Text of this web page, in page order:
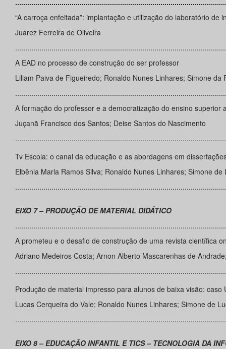
“A carroça enfeitada”: implantação e utilização do laboratório
Juarez Ferreira de Oliveira
A EAD no processo de construção do ser professor
Liliam Paiva de Figueiredo; Ronaldo Nunes Linhares; Simone da
A formação do professor e a democratização do ensino superior
Juçanã Francisco dos Santos; Deise Santos do Nascimento
Tv Escola: o canal da educação e as abordagens em
Elbênia Marla Ramos Silva; Ronaldo Nunes Linhares; Simone
EIXO 7 – PRODUÇÃO DE MATERIAL DIDÁTICO
A prometeu e o desafio de construção de uma revista científica
Adriano Medeiros Costa; Arnon Alberto Mascarenhas de
Produção de material impresso para alunos de baixa visão: caso
Lucas Cerqueira do Vale; Ronaldo Nunes Linhares; Simone de
EIXO 8 – EDUCAÇÃO INFANTIL E TICS – TECNOLOGIA DA